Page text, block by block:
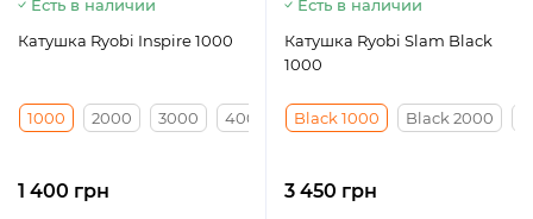
Есть в наличии
Катушка Ryobi Inspire 1000
1000 2000 3000 4000
1 400 грн
Есть в наличии
Катушка Ryobi Slam Black
1000
Black 1000 Black 2000
3 450 грн